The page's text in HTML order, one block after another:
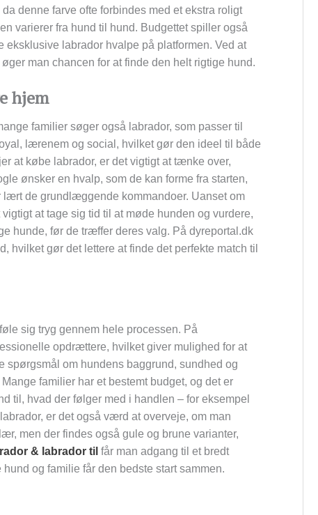
denne farve ofte forbindes med et ekstra roligt
varierer fra hund til hund. Budgettet spiller også
labrador hvalpe på platformen. Ved at
man chancen for at finde den helt rigtige hund.
hjem
familier søger også labrador, som passer til
lærenem og social, hvilket gør den ideel til både
at købe labrador, er det vigtigt at tænke over,
ønsker en hvalp, som de kan forme fra starten,
de grundlæggende kommandoer. Uanset om
at tage sig tid til at møde hunden og vurdere,
hunde, før de træffer deres valg. På dyreportal.dk
hvilket gør det lettere at finde det perfekte match til
sig tryg gennem hele processen. På
opdrættere, hvilket giver mulighed for at
om hundens baggrund, sundhed og
familier har et bestemt budget, og det er
til, hvad der følger med i handlen – for eksempel
er det også værd at overveje, om man
men der findes også gule og brune varianter,
& labrador til får man adgang til et bredt
og familie får den bedste start sammen.